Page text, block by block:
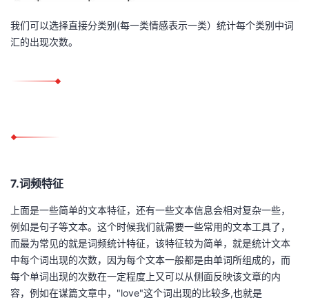
我们可以选择直接分类别(每一类情感表示一类）统计每个类别中词
汇的出现次数。
7.词频特征
上面是一些简单的文本特征，还有一些文本信息会相对复杂一些，
例如是句子等文本。这个时候我们就需要一些常用的文本工具了，
而最为常见的就是词频统计特征，该特征较为简单，就是统计文本
中每个词出现的次数，因为每个文本一般都是由单词所组成的，而
每个单词出现的次数在一定程度上又可以从侧面反映该文章的内
容，例如在谋篇文章中，"love"这个词出现的比较多,也就是